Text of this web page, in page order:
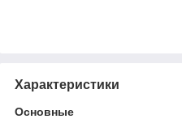
Характеристики
Основные